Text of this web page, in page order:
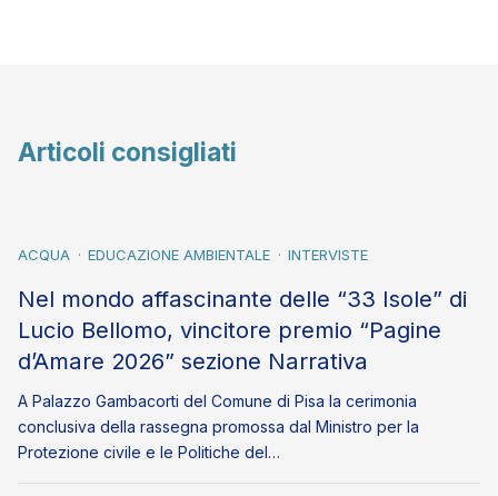
Articoli consigliati
ACQUA EDUCAZIONE AMBIENTALE INTERVISTE
Nel mondo affascinante delle “33 Isole” di
Lucio Bellomo, vincitore premio “Pagine
d’Amare 2026” sezione Narrativa
A Palazzo Gambacorti del Comune di Pisa la cerimonia
conclusiva della rassegna promossa dal Ministro per la
Protezione civile e le Politiche del…